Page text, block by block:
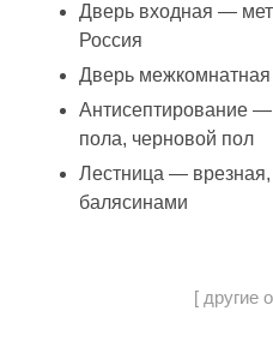
Дверь входная —
Россия
Дверь
Антисептирование —
пола, черновой пол
Лестница —
балясинами
[ другие